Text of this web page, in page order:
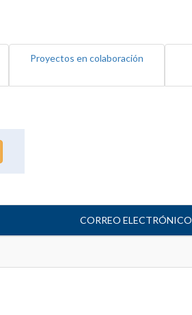
Proyectos en colaboración
CORREO ELECTRÓNICO